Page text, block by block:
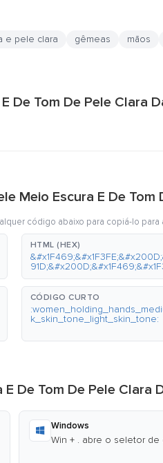
e pele clara gêmeas mãos
De Tom De Pele Clara
Meio Escura E De
código abaixo para copiá-lo para
HTML (HEX)
CÓDIGO CURTO
k_skin_tone_light_skin_tone:
De Tom De Pele Clara
Windows
Win + . abre o seletor de